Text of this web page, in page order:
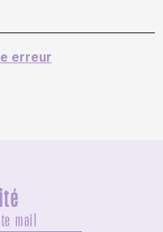
erreur
mail